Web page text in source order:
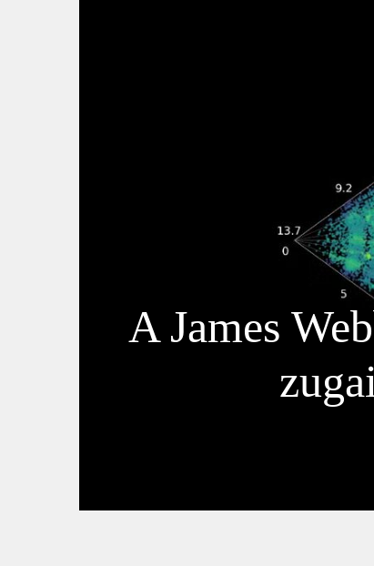
A James